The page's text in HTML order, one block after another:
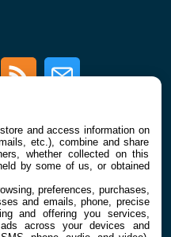
InstagramRSS Newsletter
PROPOS
rédaction
store and access information on
etc.), combine and share
whether collected on this
by some of us, or obtained
preferences, purchases,
and emails, phone, precise
and offering you services,
across your devices and